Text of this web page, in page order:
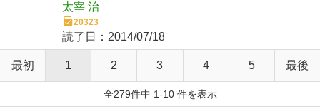
太宰 治
20323
読了日： 2014/07/18
最初 1 2 3 4 5 最後
全279件中 1-10 件を表示